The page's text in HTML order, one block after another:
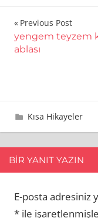
Yazı
gezinmesi
Previous Post
yengem teyzem
ablası
25 Eylül 2009
admin
Kısa Hikayeler
BIR YANIT YAZIN
E-posta adresiniz
* ile